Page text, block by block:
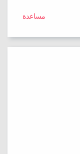
مساعدة